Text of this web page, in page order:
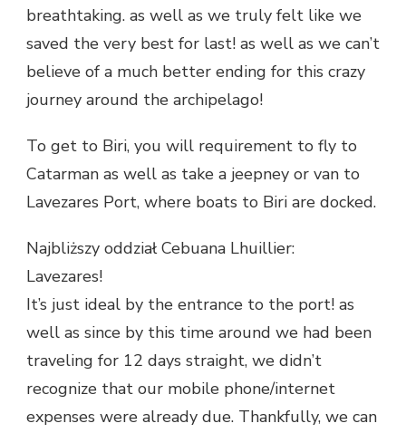
breathtaking. as well as we truly felt like we
saved the very best for last! as well as we can’t
believe of a much better ending for this crazy
journey around the archipelago!
To get to Biri, you will requirement to fly to
Catarman as well as take a jeepney or van to
Lavezares Port, where boats to Biri are docked.
Najbliższy oddział Cebuana Lhuillier:
Lavezares!
It’s just ideal by the entrance to the port! as
well as since by this time around we had been
traveling for 12 days straight, we didn’t
recognize that our mobile phone/internet
expenses were already due. Thankfully, we can